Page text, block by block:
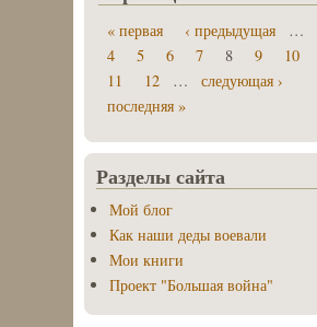
« первая ‹ предыдущая
…
4
5 6 7 8 9
10
11
12 …
следующая ›
последняя »
Разделы сайта
Мой блог
Как наши деды воевали
Мои книги
Проект "Большая война"